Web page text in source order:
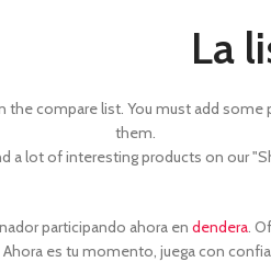
La
the compare list. You must add
them.
a lot of interesting products on our
participando ahora en dendera.
es tu momento, juega con